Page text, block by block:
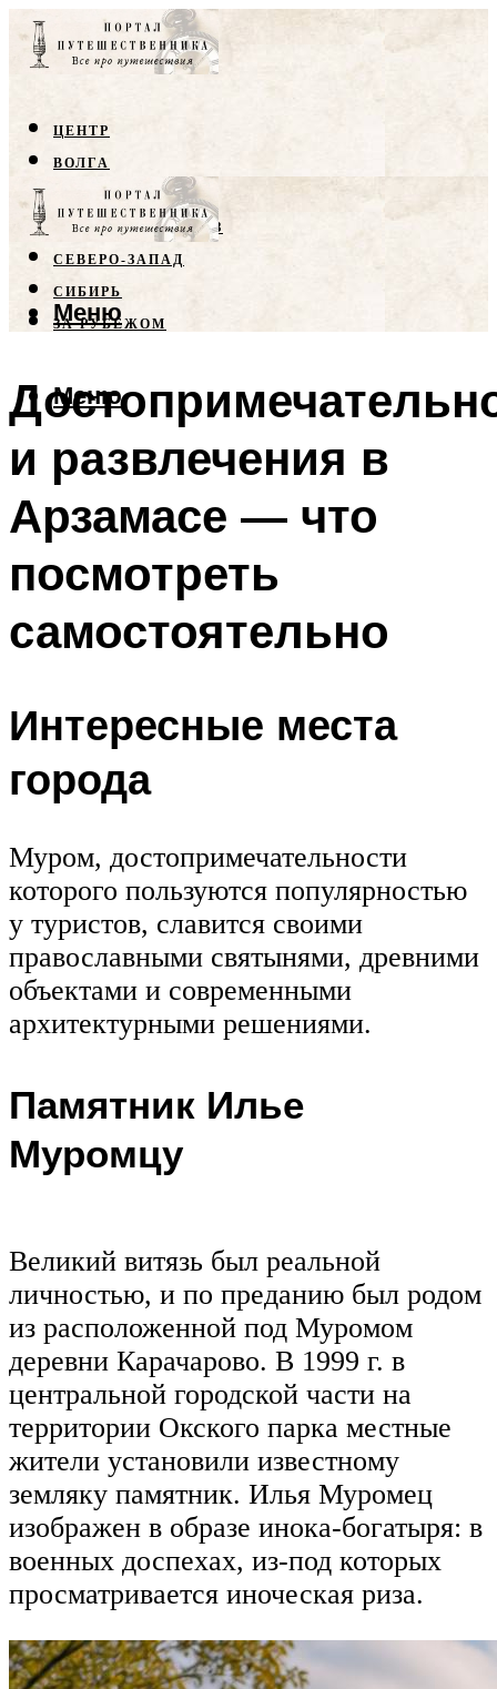
ЦЕНТР
ВОЛГА
КРЫМ
СЕВЕРНЫЙ КАВКАЗ
СЕВЕРО-ЗАПАД
СИБИРЬ
ЗА РУБЕЖОМ
Меню
Меню
и развлечения в
Арзамасе — что
посмотреть
самостоятельно
Интересные места
города
Муром, достопримечательности
которого пользуются популярностью
у туристов, славится своими
православными святынями, древними
объектами и современными
архитектурными решениями.
Памятник Илье
Муромцу
Великий витязь был реальной
личностью, и по преданию был родом
из расположенной под Муромом
деревни Карачарово. В 1999 г. в
центральной городской части на
территории Окского парка местные
жители установили известному
земляку памятник. Илья Муромец
изображен в образе инока-богатыря: в
военных доспехах, из-под которых
просматривается иноческая риза.